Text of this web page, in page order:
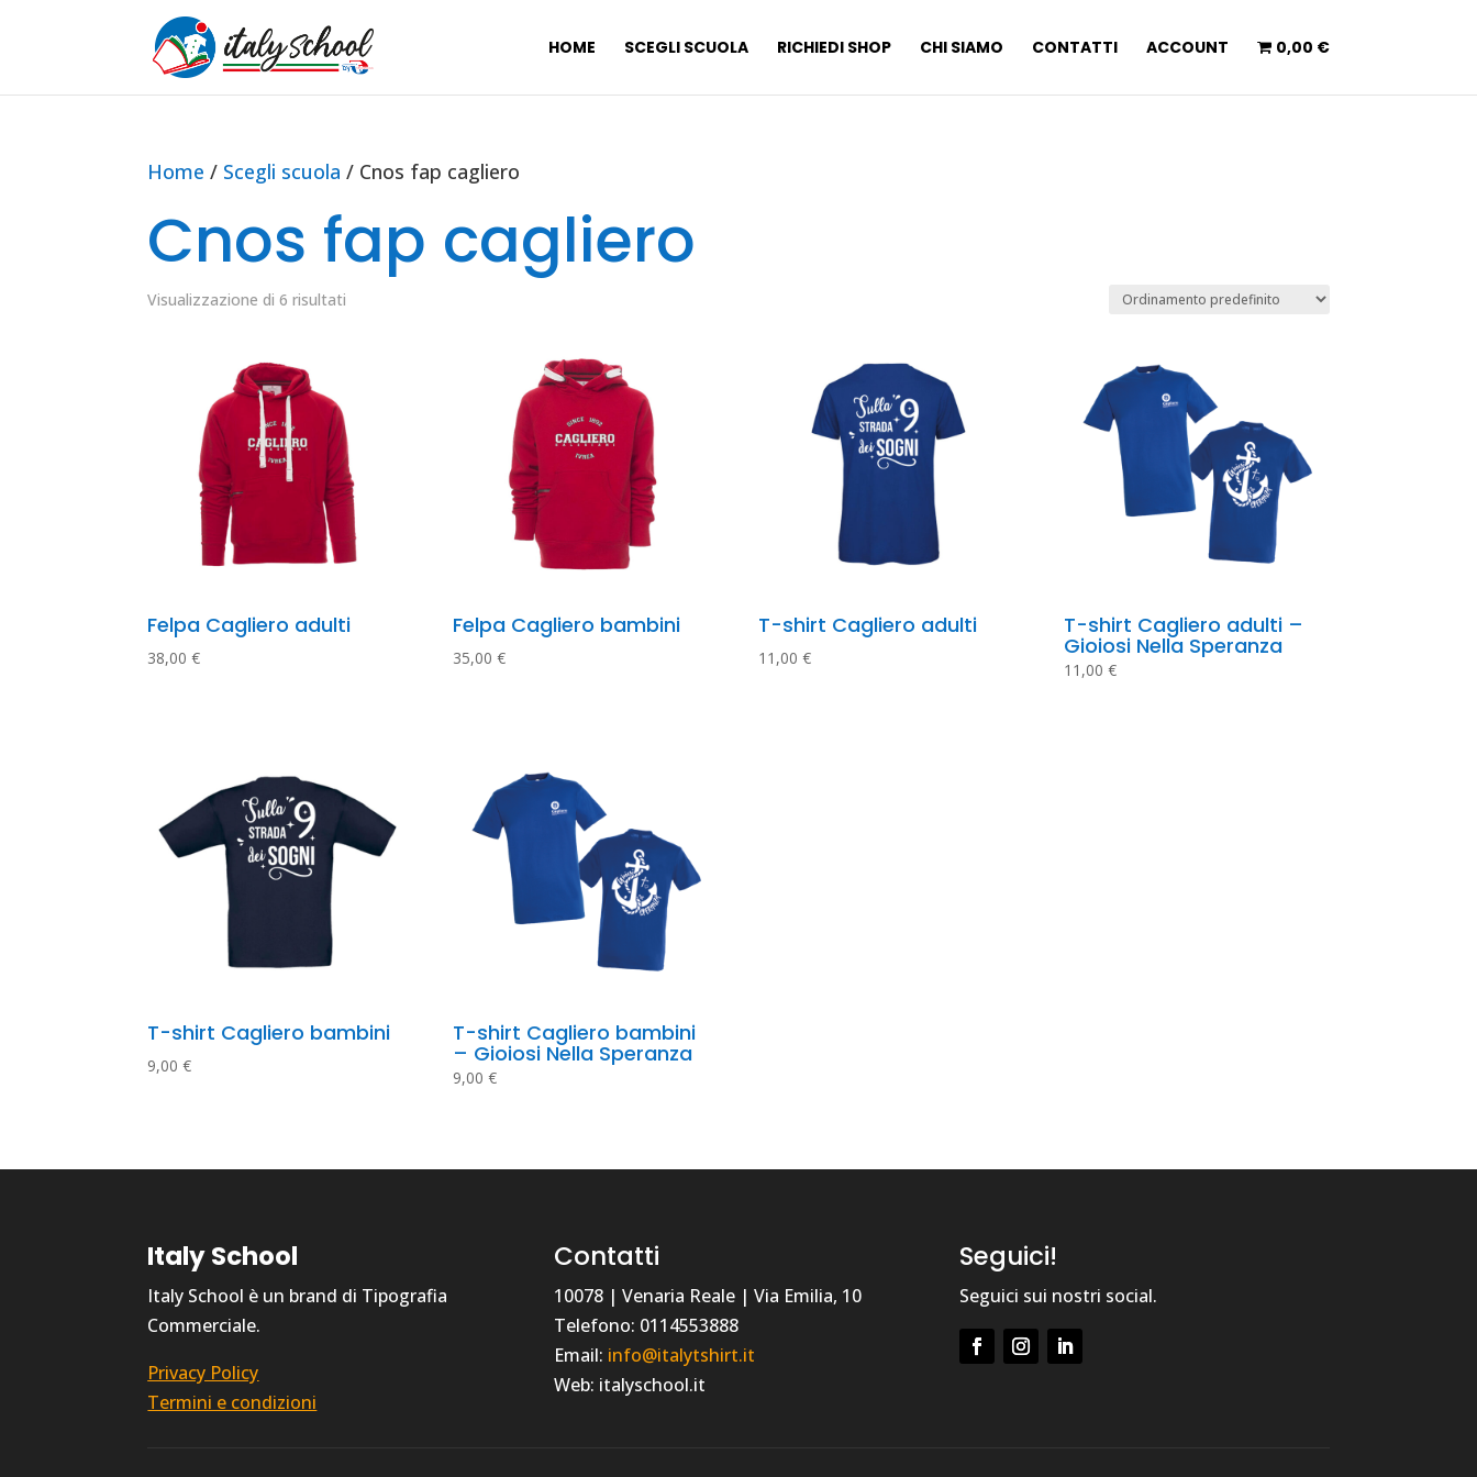
HOME SCEGLI SCUOLA RICHIEDI SHOP CHI SIAMO CONTATTI ACCOUNT 0,00 €
Home / Scegli scuola / Cnos fap cagliero
Cnos fap cagliero
Visualizzazione di 6 risultati
Felpa Cagliero adulti
38,00€
Felpa Cagliero bambini
35,00€
T-shirt Cagliero adulti
11,00€
T-shirt Cagliero adulti –
Gioiosi Nella Speranza
11,00€
T-shirt Cagliero bambini
9,00€
T-shirt Cagliero bambini
– Gioiosi Nella Speranza
9,00€
Italy School
Italy School è un brand di Tipografia
Commerciale.
Privacy Policy
Termini e condizioni
Contatti
10078 | Venaria Reale | Via Emilia, 10
Telefono: 0114553888
Email: info@italytshirt.it
Web: italyschool.it
Seguici!
Seguici sui nostri social.